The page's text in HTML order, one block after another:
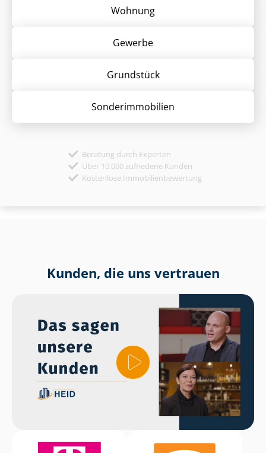
Wohnung
Gewerbe
Grund­stück
Sonder­immobilien
Beratung durch Experten
Über 10.000 zufriedene Kunden
Kostenlose Immobilienbewertung
Kunden, die uns vertrauen